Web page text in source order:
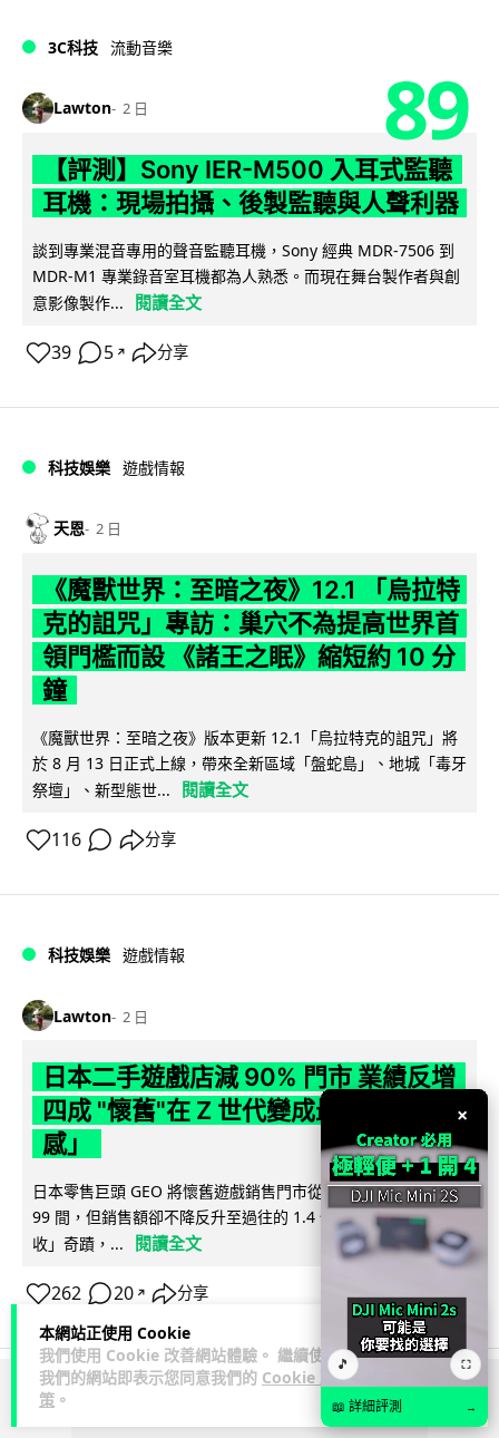
本網站正使用 Cookie
我們使用 Cookie 改善網站體驗。 繼續使用
我們的網站即表示您同意我們的 Cookie 政
策 。
3C科技 流動音樂
Lawton 2 日 89
【評測】Sony IER-M500 入耳式監聽
耳機：現場拍攝、後製監聽與人聲利器
談到專業混音專用的聲音監聽耳機，Sony 經典 MDR-7506 到
MDR-M1 專業錄音室耳機都為人熟悉。而現在舞台製作者與創
意影像製作...
閱讀全文
39 5 ↗ 分享
科技娛樂 遊戲情報
天恩 2 日
《魔獸世界：至暗之夜》12.1 「烏拉特
克的詛咒」專訪：巢穴不為提高世界首
領門檻而設 《諸王之眠》縮短約 10 分
鐘
《魔獸世界：至暗之夜》版本更新 12.1「烏拉特克的詛咒」將
於 8 月 13 日正式上線，帶來全新區域「盤蛇島」、地城「毒牙
祭壇」、新型態世...
閱讀全文
116 分享
科技娛樂 遊戲情報
Lawton 2 日
日本二手遊戲店減 90% 門市 業績反增
四成 "懷舊"在 Z 世代變成最潮「新鮮
感」
日本零售巨頭 GEO 將懷舊遊戲銷售門市從 1,000 間大幅減至
99 間，但銷售額卻不降反升至過往的 1.4 倍。做到「減店增
收」奇蹟，...
閱讀全文
262 20 ↗ 分享
×
🎵 ⛶
📖 詳細評測 →